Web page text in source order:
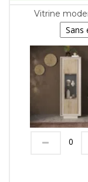
Vitrine